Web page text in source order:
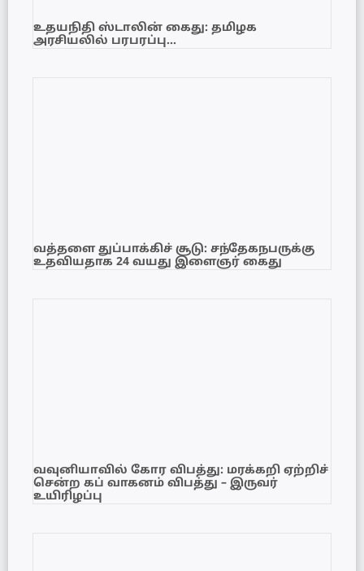
உதயநிதி ஸ்டாலின் கைது: தமிழக
அரசியலில் பரபரப்பு…
வத்தளை துப்பாக்கிச் சூடு: சந்தேகநபருக்கு
உதவியதாக 24 வயது இளைஞர் கைது
வவுனியாவில் கோர விபத்து: மரக்கறி ஏற்றிச்
சென்ற கப் வாகனம் விபத்து – இருவர்
உயிரிழப்பு